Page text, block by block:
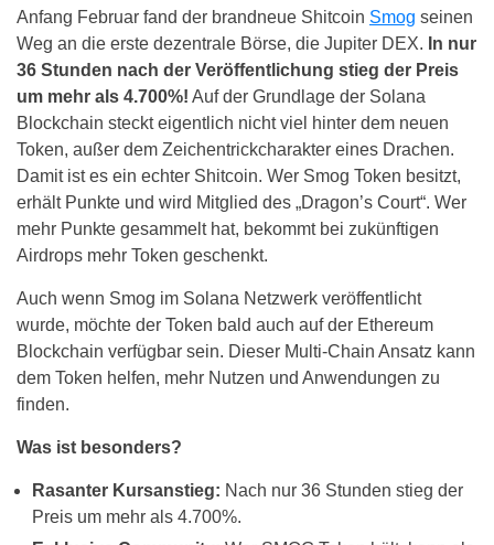
Anfang Februar fand der brandneue Shitcoin Smog seinen
Weg an die erste dezentrale Börse, die Jupiter DEX. In nur
36 Stunden nach der Veröffentlichung stieg der Preis
um mehr als 4.700%! Auf der Grundlage der Solana
Blockchain steckt eigentlich nicht viel hinter dem neuen
Token, außer dem Zeichentrickcharakter eines Drachen.
Damit ist es ein echter Shitcoin. Wer Smog Token besitzt,
erhält Punkte und wird Mitglied des „Dragon’s Court“. Wer
mehr Punkte gesammelt hat, bekommt bei zukünftigen
Airdrops mehr Token geschenkt.
Auch wenn Smog im Solana Netzwerk veröffentlicht
wurde, möchte der Token bald auch auf der Ethereum
Blockchain verfügbar sein. Dieser Multi-Chain Ansatz kann
dem Token helfen, mehr Nutzen und Anwendungen zu
finden.
Was ist besonders?
Rasanter Kursanstieg: Nach nur 36 Stunden stieg der
Preis um mehr als 4.700%.